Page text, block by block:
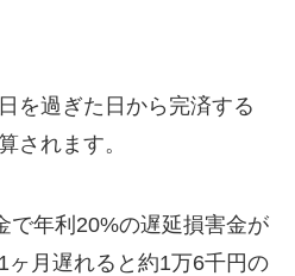
を過ぎた日から完済する
されます。
で年利20%の遅延損害金が
ヶ月遅れると約1万6千円の